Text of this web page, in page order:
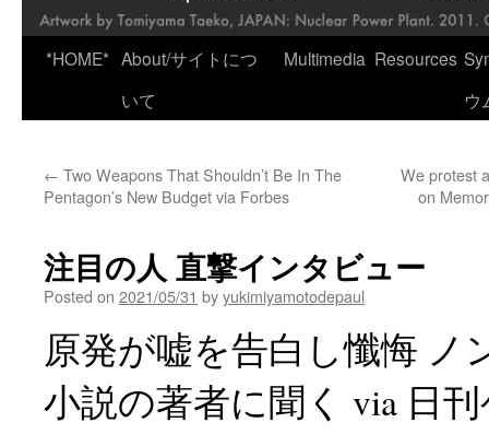
*HOME* About/サイトにつ
いて
Multimedia Resources
ウ
← Two Weapons That Shouldn’t Be In The
Pentagon’s New Budget via Forbes
We protest
on
注目の人 直撃インタビュー
Posted on 2021/05/31 byyukimiyamotodepaul
原発が嘘を告白し懺悔 ノ
小説の著者に聞く via 日